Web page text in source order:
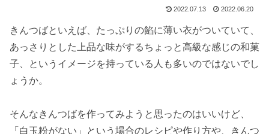
2022.07.13 2022.06.20
きんつばといえば、たっぷりの餡に薄い衣がついていて、
あっさりとした上品な味がするちょっと高級な感じの和菓
子、というイメージを持っている人も多いのではないでし
ょうか。
そんなきんつばを作ってみようと思ったのはいいけど、
「白玉粉がない」という場合のレシピや作り方や、きんつ